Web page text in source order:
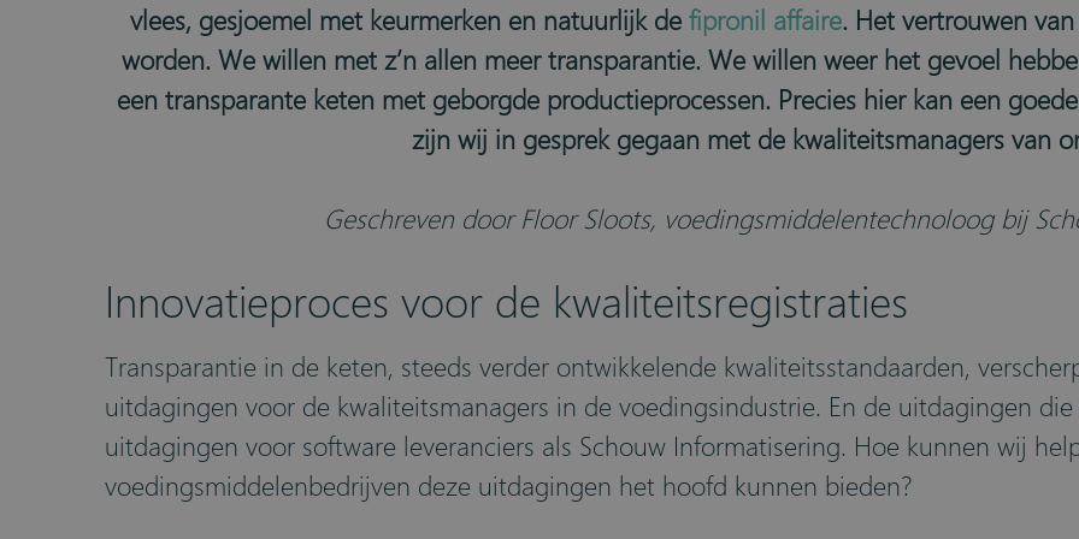
vlees, gesjoemel met keurmerken en natuurlijk de fipronil affaire. Het vertrouwen
worden. We willen met z’n allen meer transparantie. We willen weer het gevoel
een transparante keten met geborgde productieprocessen. Precies hier kan een
zijn wij in gesprek gegaan met de kwaliteitsmanagers van
Geschreven door Floor Sloots, voedingsmiddelentechnoloog bij
Innovatieproces voor de kwaliteitsregistraties
Transparantie in de keten, steeds verder ontwikkelende kwaliteitsstandaarden,
uitdagingen voor de kwaliteitsmanagers in de voedingsindustrie. En de uitdagingen
uitdagingen voor software leveranciers als Schouw Informatisering. Hoe kunnen wij
voedingsmiddelenbedrijven deze uitdagingen het hoofd kunnen bieden?